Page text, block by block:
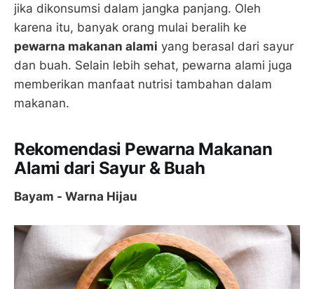
jika dikonsumsi dalam jangka panjang. Oleh
karena itu, banyak orang mulai beralih ke
pewarna makanan alami yang berasal dari sayur
dan buah. Selain lebih sehat, pewarna alami juga
memberikan manfaat nutrisi tambahan dalam
makanan.
Rekomendasi Pewarna Makanan
Alami dari Sayur & Buah
Bayam - Warna Hijau